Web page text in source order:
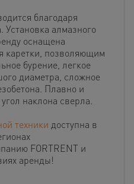
благодаря
Установка алмазного
оснащена
каретки, позволяющим
бурение, легкое
диаметра, сложное
Плавно и
наклона сверла.
техники доступна в
FORTRENT и
аренды!